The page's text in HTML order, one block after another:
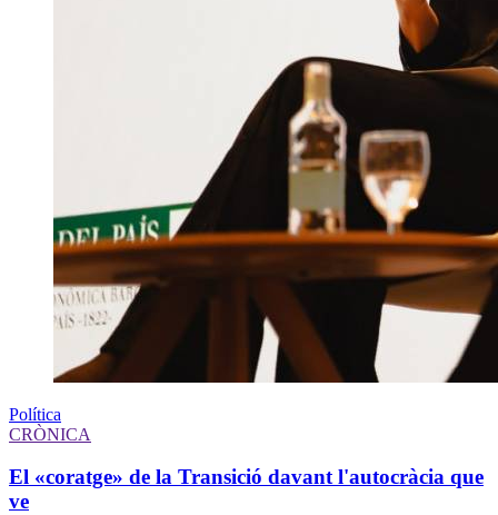
Política
CRÒNICA
El «coratge» de la Transició davant l'autocràcia que
ve